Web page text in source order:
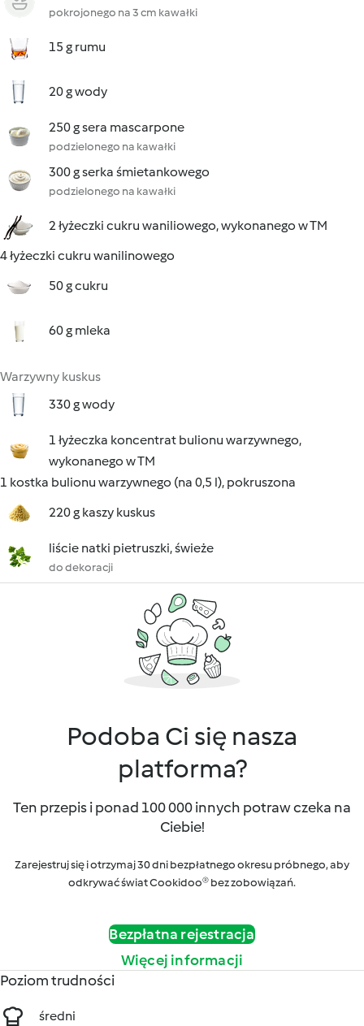
pokrojonego na 3 cm kawałki
15 g rumu
20 g wody
250 g sera mascarpone
podzielonego na kawałki
300 g serka śmietankowego
podzielonego na kawałki
2 łyżeczki cukru waniliowego, wykonanego w TM
4 łyżeczki cukru wanilinowego
50 g cukru
60 g mleka
Warzywny kuskus
330 g wody
1 łyżeczka koncentrat bulionu warzywnego,
wykonanego w TM
1 kostka bulionu warzywnego (na 0,5 l), pokruszona
220 g kaszy kuskus
liście natki pietruszki, świeże
do dekoracji
Podoba Ci się nasza
platforma?
Ten przepis i ponad 100 000 innych potraw czeka na
Ciebie!
Zarejestruj się i otrzymaj 30 dni bezpłatnego okresu próbnego, aby
odkrywać świat Cookidoo® bez zobowiązań.
Bezpłatna rejestracja
Więcej informacji
Poziom trudności
średni